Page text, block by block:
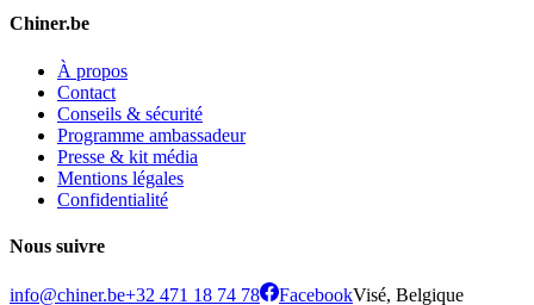
Chiner.be
À propos
Contact
Conseils & sécurité
Programme ambassadeur
Presse & kit média
Mentions légales
Confidentialité
Nous suivre
info@chiner.be+32 471 18 74 78 FacebookVisé, Belgique